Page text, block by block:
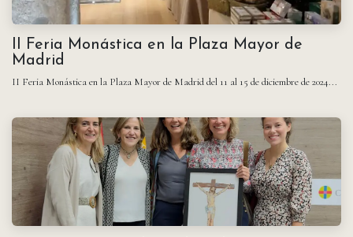
II Feria Monástica en la Plaza Mayor de
Madrid
II Feria Monástica en la Plaza Mayor de Madrid del 11 al 15 de diciembre de 2024...